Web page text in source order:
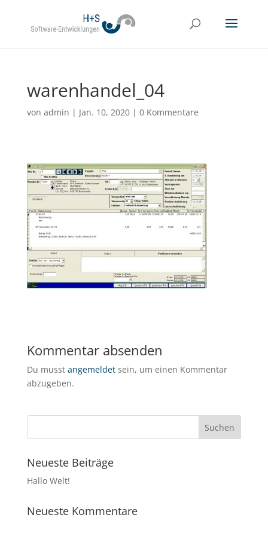
warenhandel_04
von admin | Jan. 10, 2020| 0 Kommentare
Kommentar absenden
Du musst angemeldetsein, um einen Kommentar
abzugeben.
Neueste Beiträge
Hallo Welt!
Neueste Kommentare